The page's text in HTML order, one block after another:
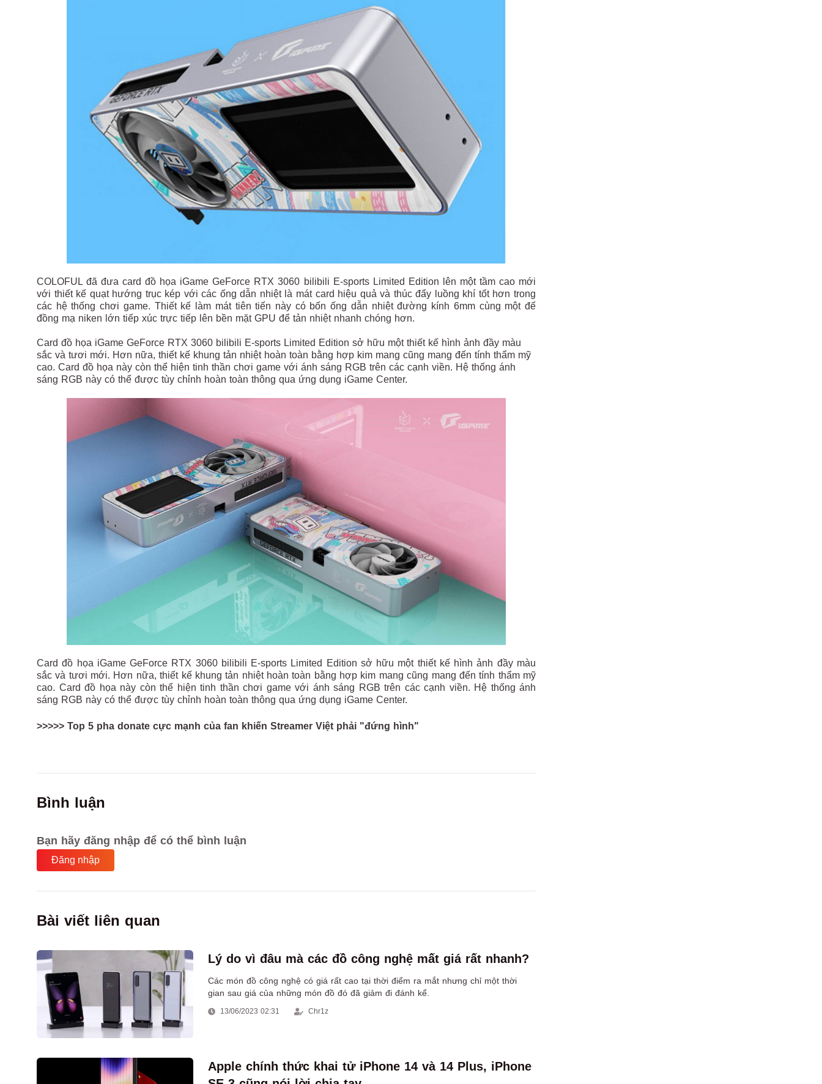
COLOFUL đã đưa card đồ họa iGame GeForce RTX 3060 bilibili E-sports Limited Edition lên một tầm cao mới
với thiết kế quạt hướng trục kép với các ống dẫn nhiệt là mát card hiệu quả và thúc đẩy luồng khí tốt hơn trong
các hệ thống chơi game. Thiết kế làm mát tiên tiến này có bốn ống dẫn nhiệt đường kính 6mm cùng một đế
đồng mạ niken lớn tiếp xúc trực tiếp lên bền mặt GPU để tản nhiệt nhanh chóng hơn.
Card đồ họa iGame GeForce RTX 3060 bilibili E-sports Limited Edition sở hữu một thiết kế hình ảnh đầy màu
sắc và tươi mới. Hơn nữa, thiết kế khung tản nhiệt hoàn toàn bằng hợp kim mang cũng mang đến tính thẩm mỹ
cao. Card đồ họa này còn thể hiện tinh thần chơi game với ánh sáng RGB trên các cạnh viền. Hệ thống ánh
sáng RGB này có thể được tùy chỉnh hoàn toàn thông qua ứng dụng iGame Center.
Card đồ họa iGame GeForce RTX 3060 bilibili E-sports Limited Edition sở hữu một thiết kế hình ảnh đầy màu
sắc và tươi mới. Hơn nữa, thiết kế khung tản nhiệt hoàn toàn bằng hợp kim mang cũng mang đến tính thẩm mỹ
cao. Card đồ họa này còn thể hiện tinh thần chơi game với ánh sáng RGB trên các cạnh viền. Hệ thống ánh
sáng RGB này có thể được tùy chỉnh hoàn toàn thông qua ứng dụng iGame Center.
>>>>> Top 5 pha donate cực mạnh của fan khiến Streamer Việt phải "đứng hình"
Bình luận
Bạn hãy đăng nhập để có thể bình luận
Đăng nhập
Bài viết liên quan
Lý do vì đâu mà các đồ công nghệ mất giá rất nhanh?
Các món đồ công nghệ có giá rất cao tại thời điểm ra mắt nhưng chỉ một thời
gian sau giá của những món đồ đó đã giảm đi đánh kể.
13/06/2023 02:31 Chr1z
Apple chính thức khai tử iPhone 14 và 14 Plus, iPhone